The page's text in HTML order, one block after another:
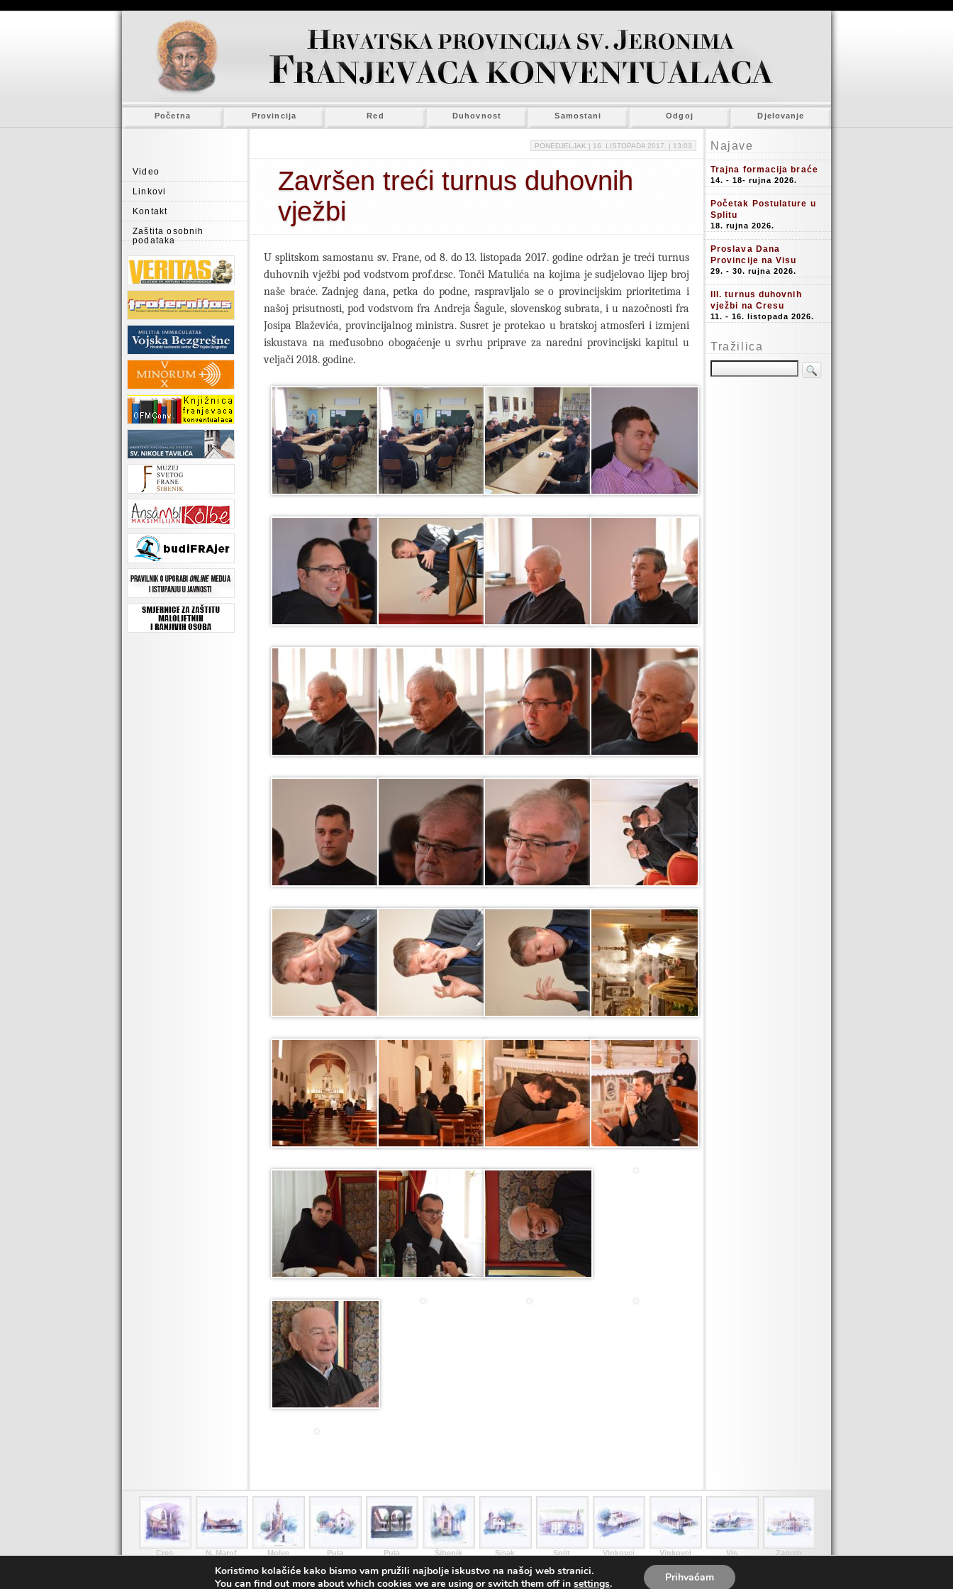
Početna Provincija Red Duhovnost Samostani Odgoj Djelovanje
Video
Linkovi
Kontakt
Zaštita osobnih
podataka
PONEDJELJAK | 16. LISTOPADA 2017. | 13:03
Završen treći turnus duhovnih
vježbi
U splitskom samostanu sv. Frane, od 8. do 13. listopada 2017. godine održan je treći turnus
duhovnih vježbi pod vodstvom prof.dr.sc. Tonči Matulića na kojima je sudjelovao lijep broj
naše braće. Zadnjeg dana, petka do podne, raspravljalo se o provincijskim prioritetima i
našoj prisutnosti, pod vodstvom fra Andreja Šagule, slovenskog subrata, i u nazočnosti fra
Josipa Blaževića, provincijalnog ministra. Susret je protekao u bratskoj atmosferi i izmjeni
iskustava na međusobno obogaćenje u svrhu priprave za naredni provincijski kapitul u
veljači 2018. godine.
Najave
Trajna formacija braće
14. - 18- rujna 2026.
Početak Postulature u
Splitu
18. rujna 2026.
Proslava Dana
Provincije na Visu
29. - 30. rujna 2026.
III. turnus duhovnih
vježbi na Cresu
11. - 16. listopada 2026.
Tražilica
Cres N. Marof Molve Pula Pula Šibenik Sisak Split Vinkovci Vinkovci Vis Zagreb
© Hrvatska Provincija sv. Jeronima franjevaca konventualaca | Dizajn:
Koristimo kolačiće kako bismo vam pružili najbolje iskustvo na našoj web stranici.
You can find out more about which cookies we are using or switch them off insettings. Prihvaćam